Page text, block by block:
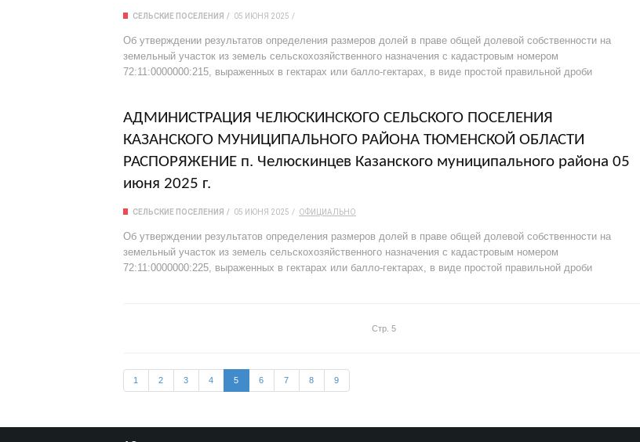
СЕЛЬСКИЕ ПОСЕЛЕНИЯ 05 ИЮНЯ 2025
Об утверждении результатов определения размеров долей в праве общей долевой собственности на
земельный участок из земель сельскохозяйственного назначения с кадастровым номером
72:11:0000000:215, выраженных в гектарах или балло-гектарах, в виде простой правильной дроби
АДМИНИСТРАЦИЯ ЧЕЛЮСКИНСКОГО СЕЛЬСКОГО ПОСЕЛЕНИЯ
КАЗАНСКОГО МУНИЦИПАЛЬНОГО РАЙОНА ТЮМЕНСКОЙ ОБЛАСТИ
РАСПОРЯЖЕНИЕ п. Челюскинцев Казанского муниципального района 05
июня 2025 г.
СЕЛЬСКИЕ ПОСЕЛЕНИЯ 05 ИЮНЯ 2025 ОФИЦИАЛЬНО
Об утверждении результатов определения размеров долей в праве общей долевой собственности на
земельный участок из земель сельскохозяйственного назначения с кадастровым номером
72:11:0000000:225, выраженных в гектарах или балло-гектарах, в виде простой правильной дроби
Стр. 5
1 2 3 4 5 6 7 8 9